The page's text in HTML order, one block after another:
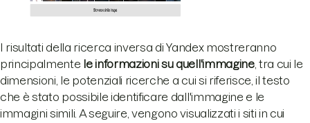
I risultati della ricerca inversa di Yandex mostreranno
principalmente leinformazioni su quell'immagine, tra cui le
dimensioni, le potenziali ricerche a cui si riferisce, il testo
che è stato possibile identificare dall'immagine e le
immagini simili. A seguire, vengono visualizzati i siti in cui